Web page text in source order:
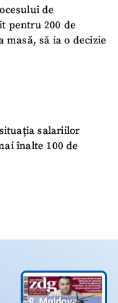
de
pentru 200 de
masă, să ia o decizie
salariilor
înalte 100 de